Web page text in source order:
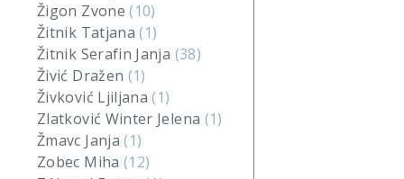
Žigon Zvone(10)
Žitnik Tatjana(1)
Žitnik Serafin Janja (38)
Živić Dražen (1)
Živković Ljiljana(1)
Zlatković Winter Jelena (1)
Žmavc Janja(1)
Zobec Miha (12)